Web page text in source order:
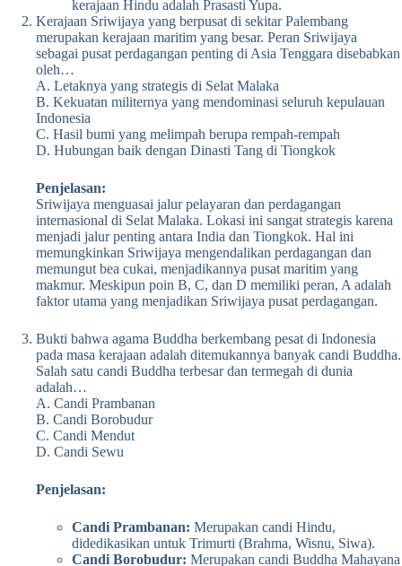
kerajaan Hindu adalah Prasasti Yupa.
Kerajaan Sriwijaya yang berpusat di sekitar Palembang
merupakan kerajaan maritim yang besar. Peran Sriwijaya
sebagai pusat perdagangan penting di Asia Tenggara disebabkan
oleh…
A. Letaknya yang strategis di Selat Malaka
B. Kekuatan militernya yang mendominasi seluruh kepulauan
Indonesia
C. Hasil bumi yang melimpah berupa rempah-rempah
D. Hubungan baik dengan Dinasti Tang di Tiongkok
Penjelasan:
Sriwijaya menguasai jalur pelayaran dan perdagangan
internasional di Selat Malaka. Lokasi ini sangat strategis karena
menjadi jalur penting antara India dan Tiongkok. Hal ini
memungkinkan Sriwijaya mengendalikan perdagangan dan
memungut bea cukai, menjadikannya pusat maritim yang
makmur. Meskipun poin B, C, dan D memiliki peran, A adalah
faktor utama yang menjadikan Sriwijaya pusat perdagangan.
Bukti bahwa agama Buddha berkembang pesat di Indonesia
pada masa kerajaan adalah ditemukannya banyak candi Buddha.
Salah satu candi Buddha terbesar dan termegah di dunia
adalah…
A. Candi Prambanan
B. Candi Borobudur
C. Candi Mendut
D. Candi Sewu
Penjelasan:
Candi Prambanan: Merupakan candi Hindu,
didedikasikan untuk Trimurti (Brahma, Wisnu, Siwa).
Candi Borobudur: Merupakan candi Buddha Mahayana